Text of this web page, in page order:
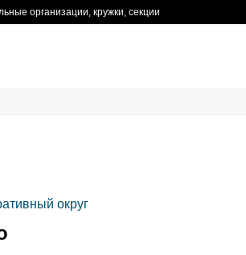
организации, кружки, секции
округ